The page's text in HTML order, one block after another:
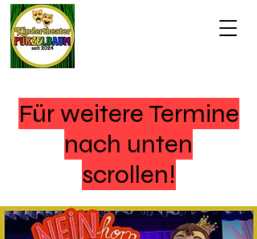
Für weitere Termine
nach unten
scrollen!